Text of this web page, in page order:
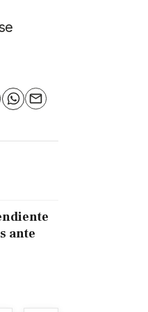
WhatsApp
Email
ante